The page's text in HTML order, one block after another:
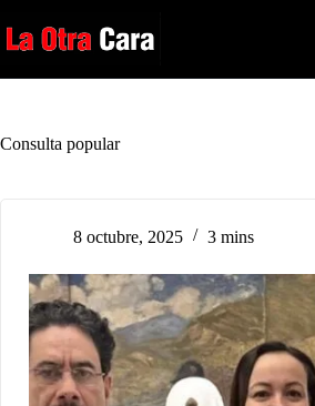
al
contenido
Consulta popular
8 octubre, 2025 3 mins